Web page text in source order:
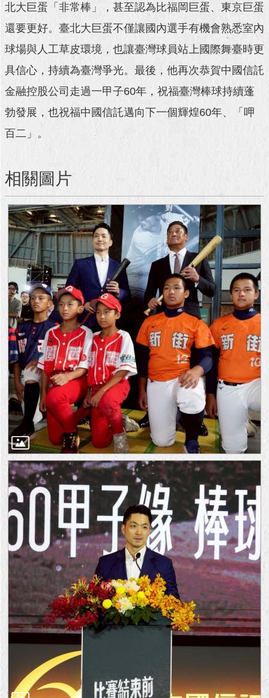
台
通
情
系
統
民
專
區
臺
北
旅
遊
網
政
府
網
站
資
料
開
放
宣
告
隱
私
權
及
資
訊
安
全
政
策
我
們
統
北大巨蛋「非常棒」，甚至認為比福岡巨蛋、東京巨蛋
還要更好。臺北大巨蛋不僅讓國內選手有機會熟悉室內
球場與人工草皮環境，也讓臺灣球員站上國際舞臺時更
具信心，持續為臺灣爭光。最後，他再次恭賀中國信託
金融控股公司走過一甲子60年，祝福臺灣棒球持續蓬
勃發展，也祝福中國信託邁向下一個輝煌60年、「呷
百二」。
相關圖片